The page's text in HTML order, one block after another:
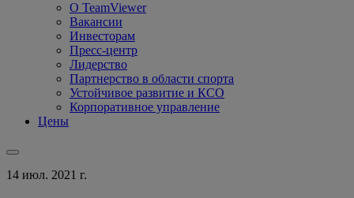
О TeamViewer
Вакансии
Инвесторам
Пресс-центр
Лидерство
Партнерство в области спорта
Устойчивое развитие и КСО
Корпоративное управление
Цены
14 июл. 2021 г.